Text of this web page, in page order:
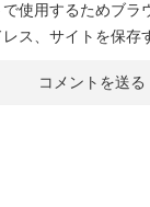
使用するためブラ
ス、サイトを保存